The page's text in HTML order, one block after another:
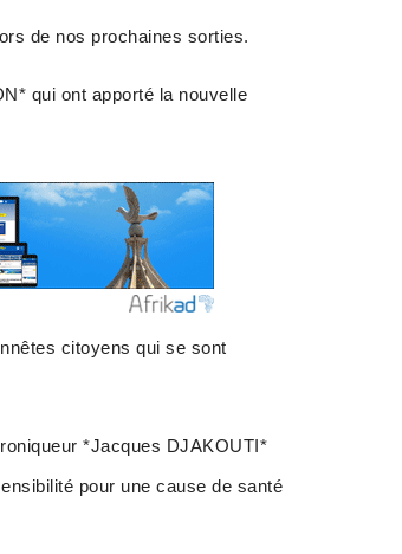
de nos prochaines sorties.
qui ont apporté la nouvelle
citoyens qui se sont
*Jacques DJAKOUTI*
pour une cause de santé